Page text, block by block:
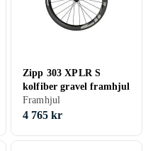
Zipp 303 XPLR S
kolfiber gravel framhjul
Framhjul
4 765 kr